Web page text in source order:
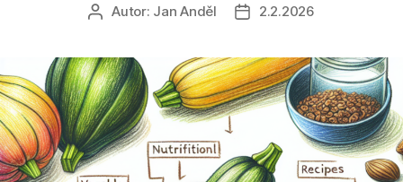
AutorAutor: Jan Anděl
Datum
2.2.2026